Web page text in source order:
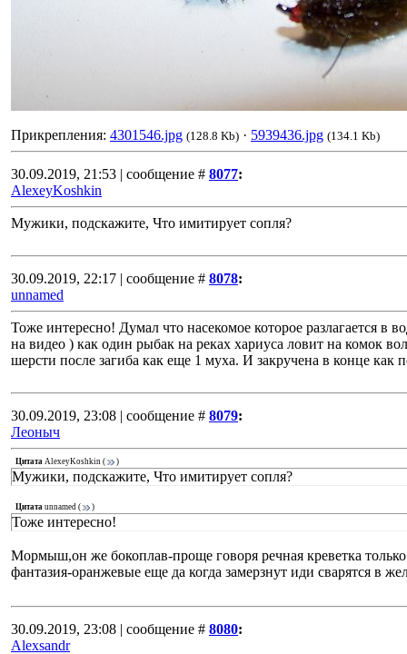
Прикрепления: 4301546.jpg (128.8 Kb) · 5939436.jpg (134.1 Kb)
30.09.2019, 21:53 | сообщение # 8077:
AlexeyKoshkin
Мужики, подскажите, Что имитирует сопля?
30.09.2019, 22:17 | сообщение # 8078:
unnamed
Тоже интересно! Думал что насекомое которое разлагается
на видео ) как один рыбак на реках хариуса ловит на комок
шерсти после загиба как еще 1 муха. И закручена в конце как
30.09.2019, 23:08 | сообщение # 8079:
Леоныч
Цитата AlexeyKoshkin ( )
Мужики, подскажите, Что имитирует сопля?
Цитата unnamed ( )
Тоже интересно!
Мормыш,он же бокоплав-проще говоря речная креветка
фантазия-оранжевые еще да когда замерзнут иди сварятся в
30.09.2019, 23:08 | сообщение # 8080:
Alexsandr